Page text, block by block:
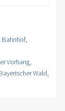
Bahnhof,
Vorhang,
Wald,